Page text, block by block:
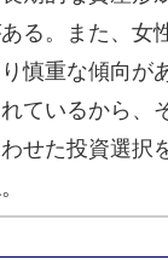
る。また、女
慎重な傾向が
ているから、
せた投資選択